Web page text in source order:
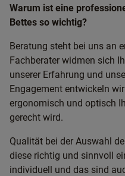
Warum ist eine
Bettes so wichtig?
Beratung steht bei uns an
Fachberater widmen sich
unserer Erfahrung und
Engagement entwickeln
ergonomisch und optisch
gerecht wird.
Qualität bei der Auswahl
diese richtig und sinnvoll
individuell und das sind